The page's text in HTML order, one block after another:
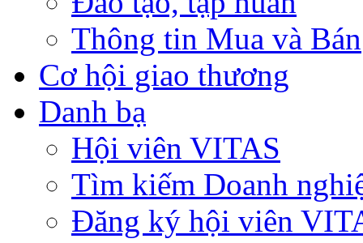
Thông tin Mua và Bán
Cơ hội giao thương
Danh bạ
Hội viên VITAS
Tìm kiếm Doanh
Đăng ký hội viên